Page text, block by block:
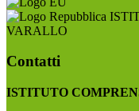
VARALLO
Contatti
ISTITUTO